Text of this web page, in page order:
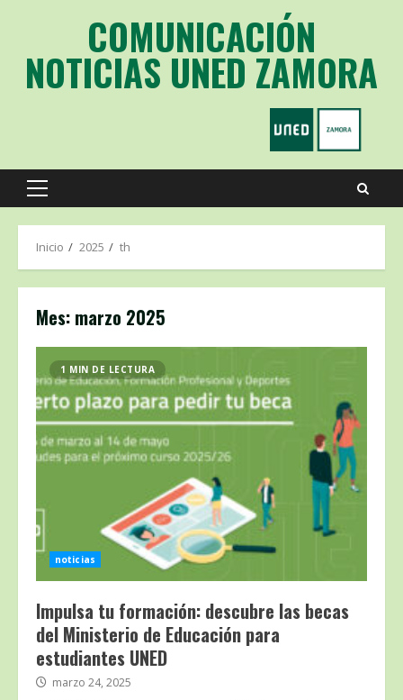
COMUNICACIÓN
NOTICIAS UNED ZAMORA
Menú
Inicio 2025 th
Mes: marzo 2025
1 MIN DE LECTURA
noticias
Impulsa tu formación: descubre las becas
del Ministerio de Educación para
estudiantes UNED
marzo 24, 2025